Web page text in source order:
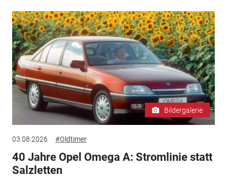
Bildergalerie
03.08.2026 #Oldtimer
40 Jahre Opel Omega A: Stromlinie statt
Salzletten